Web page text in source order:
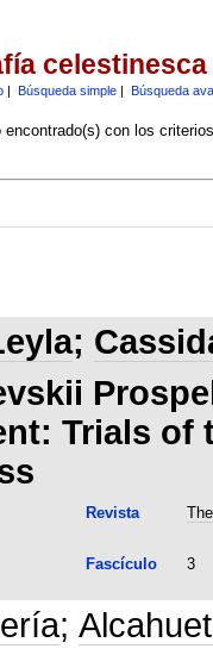
celestinesca
| Búsqueda simple| Búsqueda
encontrado(s) con los
;
Trials of
Revista
Fascículo 3
;